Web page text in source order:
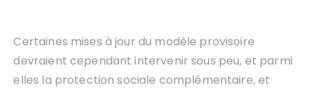
Certaines mises à jour du modèle provisoire
devraient cependant intervenir sous peu, et parmi
elles la protection sociale complémentaire, et